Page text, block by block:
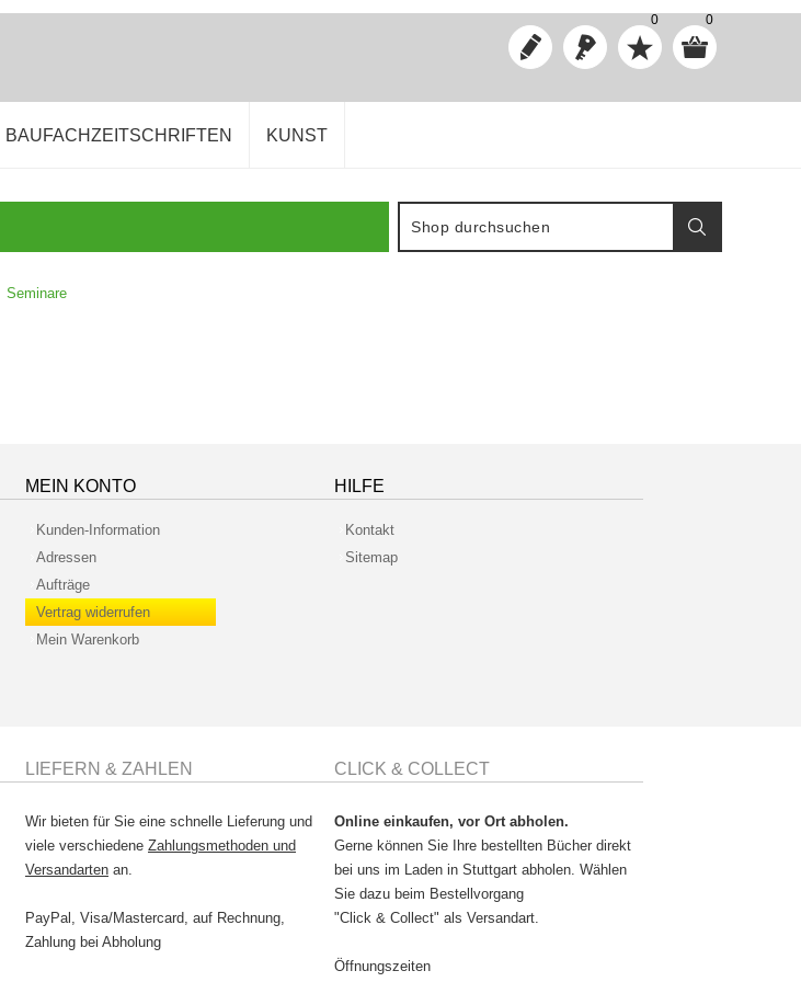
0 0
BAUFACHZEITSCHRIFTEN KUNST
Seminare
MEIN KONTO
Kunden-Information
Adressen
Aufträge
Vertrag widerrufen
Mein Warenkorb
HILFE
Kontakt
Sitemap
LIEFERN & ZAHLEN
Wir bieten für Sie eine schnelle Lieferung und
viele verschiedene Zahlungsmethoden und
Versandarten an.
PayPal, Visa/Mastercard, auf Rechnung,
Zahlung bei Abholung
CLICK & COLLECT
Online einkaufen, vor Ort abholen.
Gerne können Sie Ihre bestellten Bücher direkt
bei uns im Laden in Stuttgart abholen. Wählen
Sie dazu beim Bestellvorgang
"Click & Collect" als Versandart.
Öffnungszeiten